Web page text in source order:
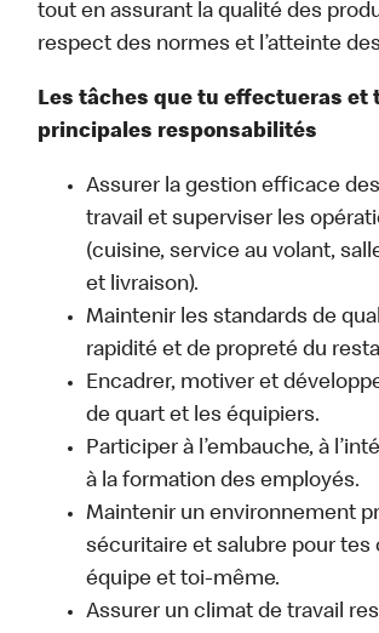
tout en assurant la qualité des
respect des normes et l’atteinte
Les tâches que tu effectueras et
principales responsabilités
Assurer la gestion efficace
travail et superviser les
(cuisine, service au volant,
et livraison).
Maintenir les standards de
rapidité et de propreté du
Encadrer, motiver et
de quart et les équipiers.
Participer à l’embauche, à
à la formation des employés.
Maintenir un environnement
sécuritaire et salubre pour tes
équipe et toi-même.
Assurer un climat de travail